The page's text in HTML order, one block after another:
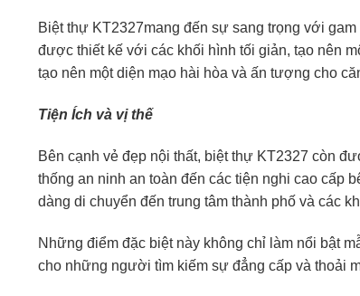
Biệt thự KT2327mang đến sự sang trọng với
được thiết kế với các khối hình tối giản, tạo nên
tạo nên một diện mạo hài hòa và ấn tượng cho
Tiện Ích và vị thế
Bên cạnh vẻ đẹp nội thất, biệt thự KT2327 còn
thống an ninh an toàn đến các tiện nghi cao cấp
dàng di chuyển đến trung tâm thành phố và các
Những điểm đặc biệt này không chỉ làm nổi bật
cho những người tìm kiếm sự đẳng cấp và thoải